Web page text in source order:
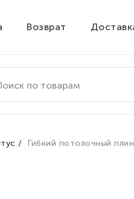
Возврат
Гибкий потолочный